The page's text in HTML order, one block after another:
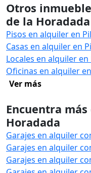
Otros
de la Horadada
Pisos en alquiler en
Casas en alquiler en
Locales en alquiler
Oficinas en alquiler
Ver más
Encuentra
Horadada
Garajes en alquiler
Garajes en alquiler
Garajes en alquiler